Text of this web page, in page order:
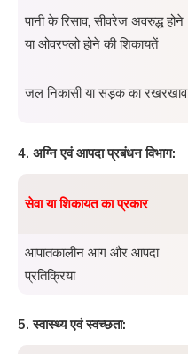
पानी के रिसाव, सीवरेज अवरुद्ध होने
या ओवरफ्लो होने की शिकायतें
जल निकासी या सड़क का रखरखाव
4. अग्नि एवं आपदा प्रबंधन विभाग:
सेवा या शिकायत का प्रकार
आपातकालीन आग और आपदा
प्रतिक्रिया
5. स्वास्थ्य एवं स्वच्छता: